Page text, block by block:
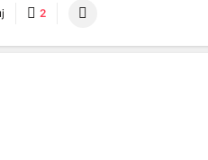
2